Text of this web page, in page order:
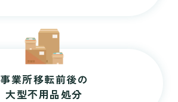
事業所移転前後の
大型不用品処分